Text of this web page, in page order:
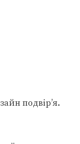
подвір’я.